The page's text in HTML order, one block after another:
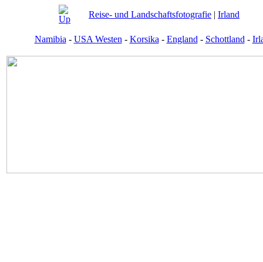
Reise- und Landschaftsfotografie | Irland
Namibia - USA Westen - Korsika - England - Schottland -